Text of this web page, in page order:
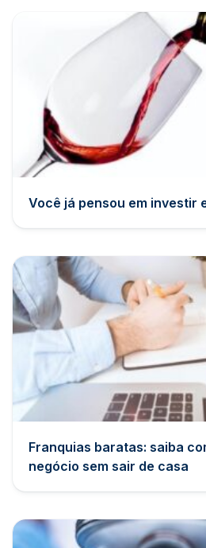
Você já pensou em investir
Franquias baratas: saiba
negócio sem sair de casa